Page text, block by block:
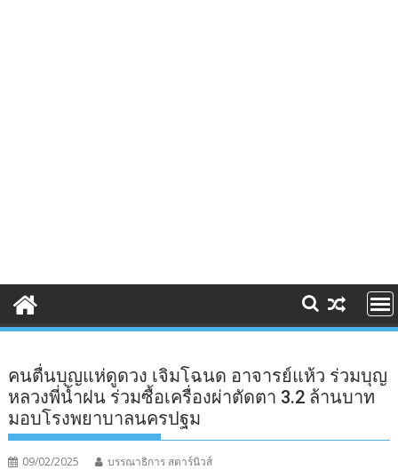
คนตื่นบุญแห่ดูดวง เจิมโฉนด อาจารย์แห้ว ร่วมบุญ
หลวงพี่น้ำฝน ร่วมซื้อเครื่องผ่าตัดตา 3.2 ล้านบาท
มอบโรงพยาบาลนครปฐม
09/02/2025 บรรณาธิการ สตาร์นิวส์